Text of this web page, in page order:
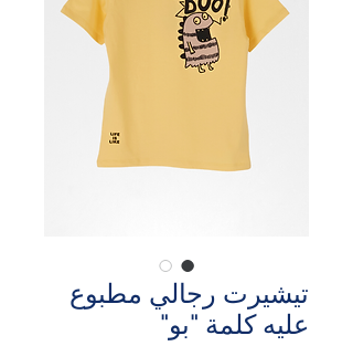
تيشيرت رجالي مطبوع
عليه كلمة "بو"